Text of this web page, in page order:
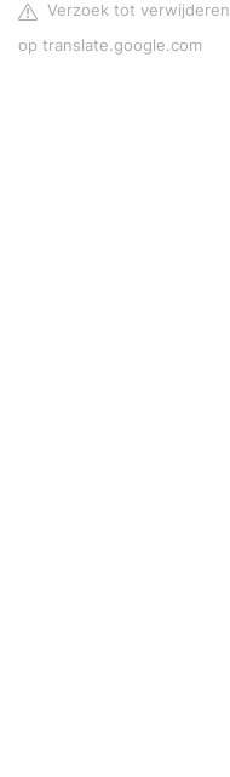
Verzoek tot
op translate.google.com